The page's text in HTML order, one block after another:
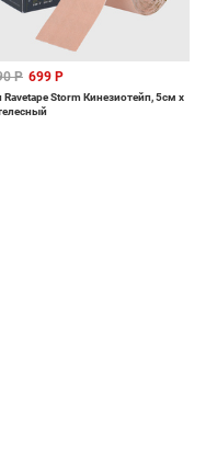
Р 699 Р
Ravetape Storm Кинезиотейп, 5см x